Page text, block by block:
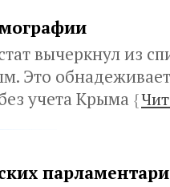
вычеркнул из
Это
учета Крыма {